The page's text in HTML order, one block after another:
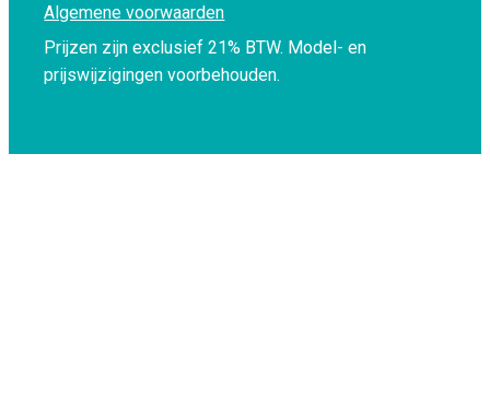
Algemene voorwaarden
Prijzen zijn exclusief 21% BTW. Model- en
prijswijzigingen voorbehouden.